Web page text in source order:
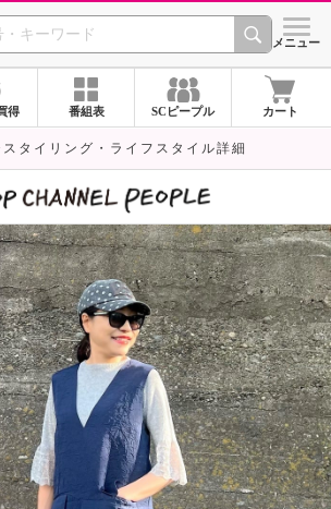
SHOP CHANNEL シメニュー
得 番組表 SCピープル カート
スタイリング・ライフスタイル詳細